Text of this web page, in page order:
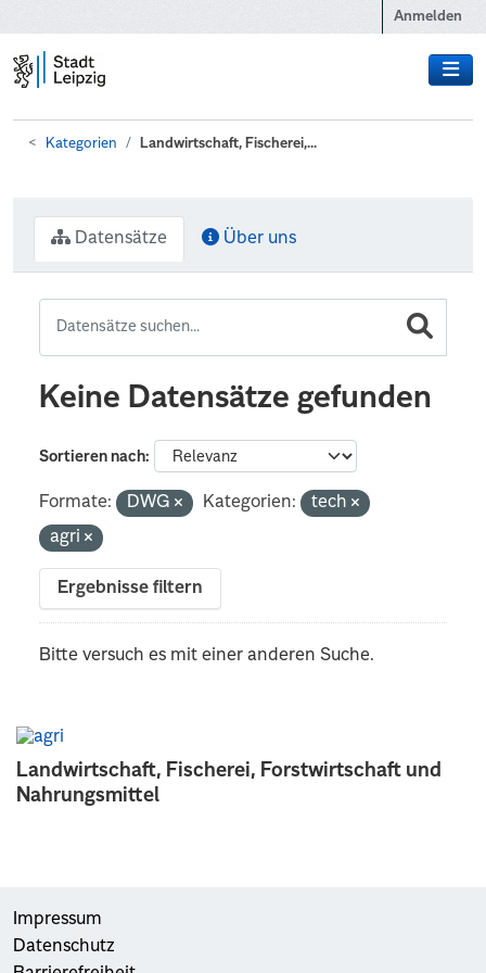
Anmelden
Kategorien Landwirtschaft, Fischerei,...
Landwirtschaft, Fischerei, Forstwirtschaft und
Nahrungsmittel
Datensätze Über uns
Keine Datensätze gefunden
Sortieren nach
Formate: DWG Kategorien:
tech
agri
Ergebnisse filtern
Bitte versuch es mit einer anderen Suche.
Impressum
Datenschutz